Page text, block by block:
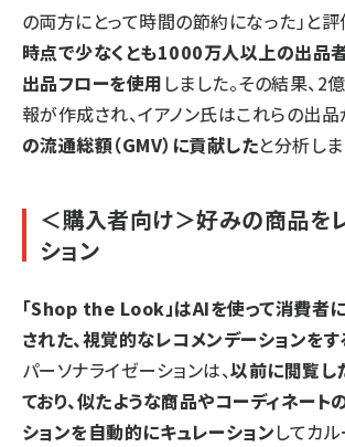
の両方にとって時間の節約になった」と評
時点で少なくとも1000万人以上の出品
出品フローを使用 しました。その結果、
報が作成され、イアノン氏はこれらの出品
の流通総額（GMV）に貢献したと分析しま
＜購入者向け＞好みの商品を
ション
「Shop the Look」はAIを使って消費者
された、視覚的なレコメンデーションを
パーソナライゼーションは、以前に閲覧し
ており、似たような商品やコーディネート
ションを自動的にキュレーションしてカ